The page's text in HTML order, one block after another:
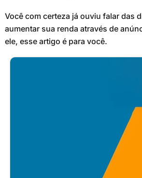
Você com certeza já ouviu falar das
aumentar sua renda através de
ele, esse artigo é para você.